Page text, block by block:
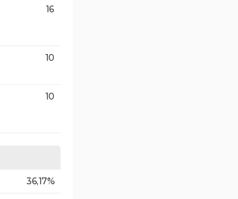
16
10
10
36,17%